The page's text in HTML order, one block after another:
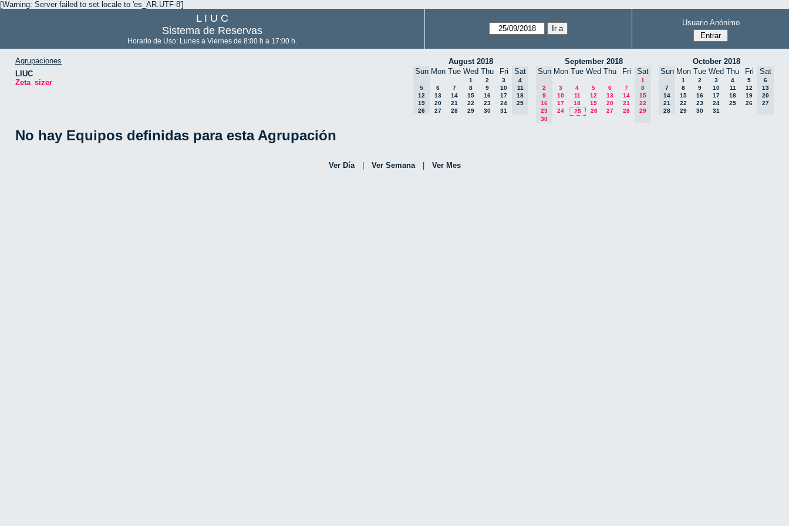
[Warning: Server failed to set locale to 'es_AR.UTF-8']
L I U C
Sistema de Reservas
Horario de Uso: Lunes a Viernes de 8:00 h a 17:00 h.
Usuario Anónimo
Agrupaciones
LIUC
Zeta_sizer
August 2018
Sun Mon Tue Wed Thu Fri Sat
1 2 3
4
5
6 7 8 9 10
11
12
13 14 15 16 17
18
19
20 21 22 23 24
25
26
27 28 29 30 31
September 2018
Sun Mon Tue Wed Thu Fri Sat
1
2
3 4 5 6 7
8
9
10 11 12 13 14
15
16
17 18 19 20 21
22
23
24 25 26 27 28
29
30
October 2018
Sun Mon Tue Wed Thu Fri Sat
1 2 3 4 5
6
7
8 9 10 11 12
13
14
15 16 17 18 19
20
21
22 23 24 25 26
27
28
29 30 31
No hay Equipos definidas para esta Agrupación
Ver Día | Ver Semana | Ver Mes